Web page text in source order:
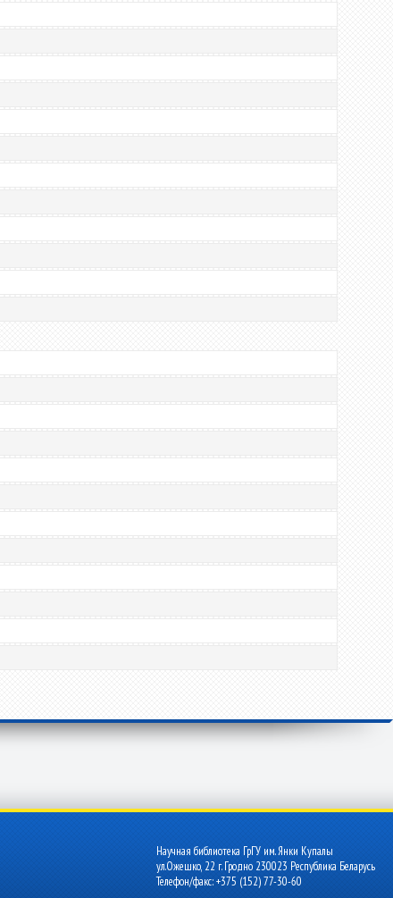
Научная библиотека ГрГУ им. Янки Купалы
ул.Ожешко, 22 г. Гродно 230023 Республика Беларусь
Телефон/факс: +375 (152) 77-30-60